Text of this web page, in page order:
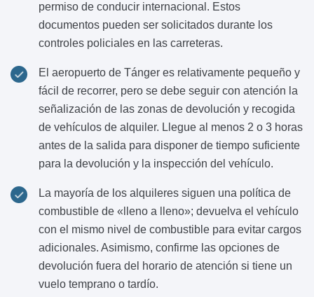
permiso de conducir internacional. Estos
documentos pueden ser solicitados durante los
controles policiales en las carreteras.
El aeropuerto de Tánger es relativamente pequeño y
fácil de recorrer, pero se debe seguir con atención la
señalización de las zonas de devolución y recogida
de vehículos de alquiler. Llegue al menos 2 o 3 horas
antes de la salida para disponer de tiempo suficiente
para la devolución y la inspección del vehículo.
La mayoría de los alquileres siguen una política de
combustible de «lleno a lleno»; devuelva el vehículo
con el mismo nivel de combustible para evitar cargos
adicionales. Asimismo, confirme las opciones de
devolución fuera del horario de atención si tiene un
vuelo temprano o tardío.